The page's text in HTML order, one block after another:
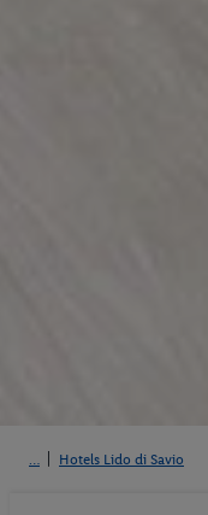
Hotels Lido di Savio